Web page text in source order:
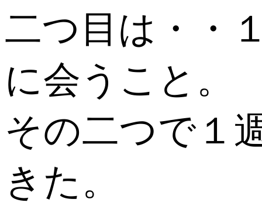
二つ目は・・
に会うこと。
その二つで１
きた。